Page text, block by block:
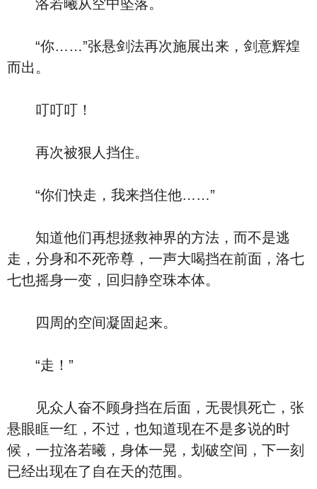
洛若曦从空中坠落。
“你……”张悬剑法再次施展出来，剑意辉煌
而出。
叮叮叮！
再次被狠人挡住。
“你们快走，我来挡住他……”
知道他们再想拯救神界的方法，而不是逃
走，分身和不死帝尊，一声大喝挡在前面，洛七
七也摇身一变，回归静空珠本体。
四周的空间凝固起来。
“走！”
见众人奋不顾身挡在后面，无畏惧死亡，张
悬眼眶一红，不过，也知道现在不是多说的时
候，一拉洛若曦，身体一晃，划破空间，下一刻
已经出现在了自在天的范围。